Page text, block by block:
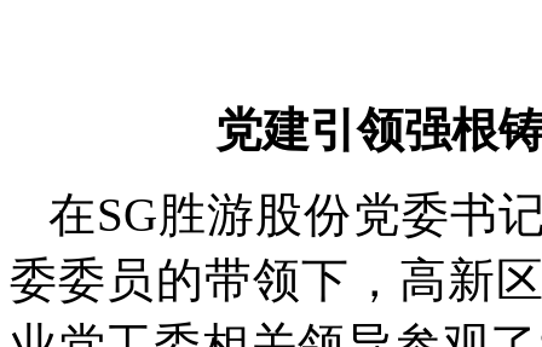
党建引领强根
在SG胜游股份党委书
委委员的带领下，高新